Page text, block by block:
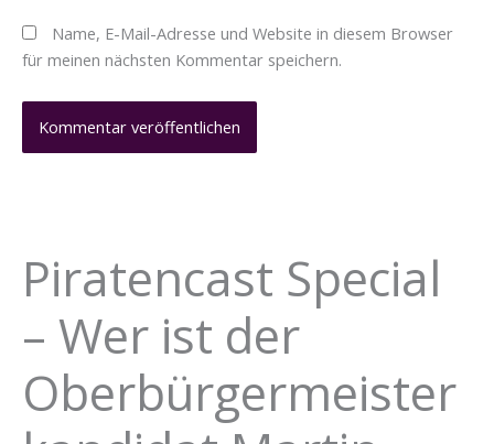
Name, E-Mail-Adresse und Website in diesem Browser
für meinen nächsten Kommentar speichern.
Piratencast Special
– Wer ist der
Oberbürgermeister